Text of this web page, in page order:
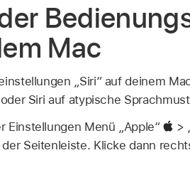
Mac
„Siri“ auf deinem
Siri auf atypische
Einstellungen Menü „Apple“
>
Seitenleiste. Klicke dann